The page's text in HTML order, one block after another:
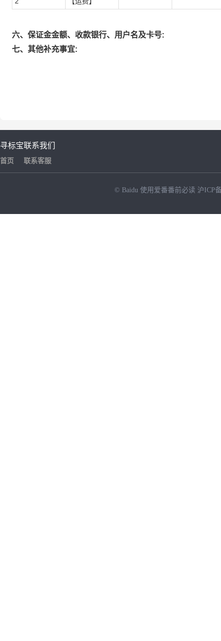
六、保证金金额、收款银行、用户名及卡号:
七、其他补充事宜:
寻标宝
首页
联系我们
联系客服
© Baidu 使用爱番番前必读 沪ICP